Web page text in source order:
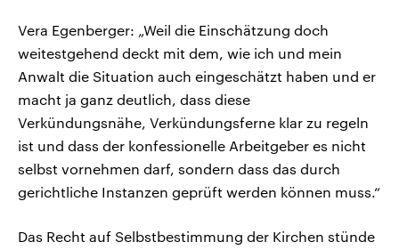
Vera Egenberger: „Weil die Einschätzung doch
weitestgehend deckt mit dem, wie ich und mein
Anwalt die Situation auch eingeschätzt haben und er
macht ja ganz deutlich, dass diese
Verkündungsnähe, Verkündungsferne klar zu regeln
ist und dass der konfessionelle Arbeitgeber es nicht
selbst vornehmen darf, sondern dass das durch
gerichtliche Instanzen geprüft werden können muss.“
Das Recht auf Selbstbestimmung der Kirchen stünde